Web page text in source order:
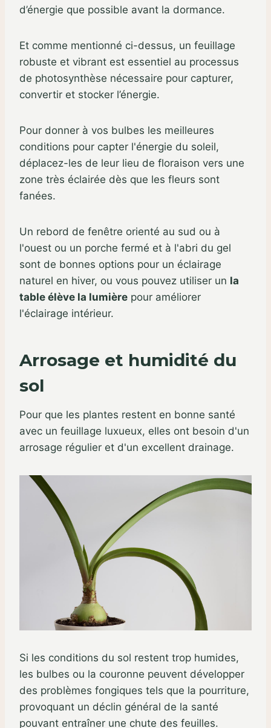
d’énergie que possible avant la dormance.
Et comme mentionné ci-dessus, un feuillage
robuste et vibrant est essentiel au processus
de photosynthèse nécessaire pour capturer,
convertir et stocker l’énergie.
Pour donner à vos bulbes les meilleures
conditions pour capter l'énergie du soleil,
déplacez-les de leur lieu de floraison vers une
zone très éclairée dès que les fleurs sont
fanées.
Un rebord de fenêtre orienté au sud ou à
l'ouest ou un porche fermé et à l'abri du gel
sont de bonnes options pour un éclairage
naturel en hiver, ou vous pouvez utiliser un la
table élève la lumière pour améliorer
l'éclairage intérieur.
Arrosage et humidité du
sol
Pour que les plantes restent en bonne santé
avec un feuillage luxueux, elles ont besoin d'un
arrosage régulier et d'un excellent drainage.
Si les conditions du sol restent trop humides,
les bulbes ou la couronne peuvent développer
des problèmes fongiques tels que la pourriture,
provoquant un déclin général de la santé
pouvant entraîner une chute des feuilles.